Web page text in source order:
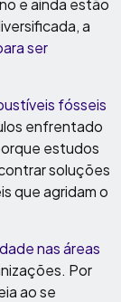
e ainda estão
a
ser
fósseis
enfrentado
estudos
soluções
que agridam o
nas áreas
Por
ao se